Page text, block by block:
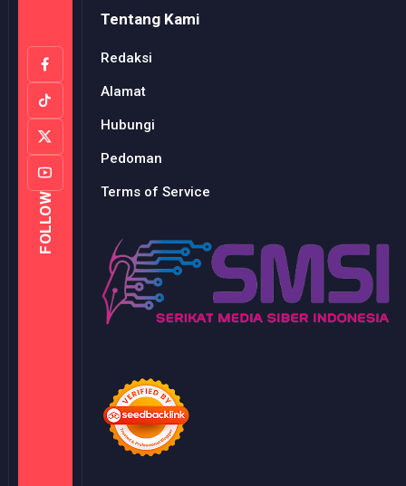
FOLLOW
Tentang Kami
Redaksi
Alamat
Hubungi
Pedoman
Terms of Service